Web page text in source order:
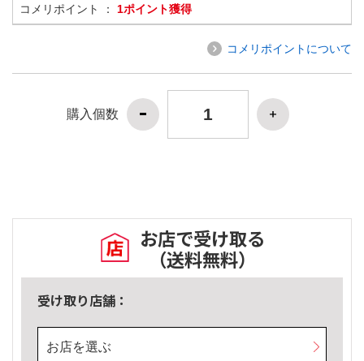
コメリポイント ： 1ポイント獲得
コメリポイントについて
購入個数
お店で受け取る
（送料無料）
受け取り店舗：
お店を選ぶ